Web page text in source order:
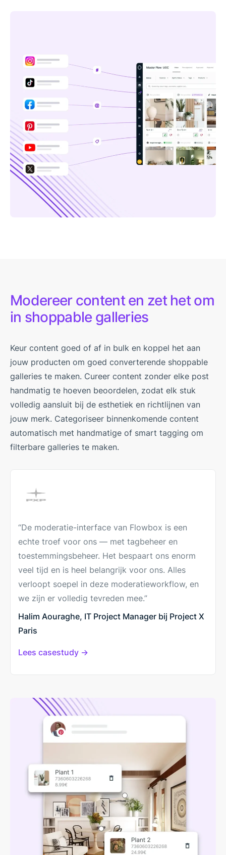
Modereer content en zet het om
in shoppable galleries
Keur content goed of af in bulk en koppel het aan
jouw producten om goed converterende shoppable
galleries te maken. Cureer content zonder elke post
handmatig te hoeven beoordelen, zodat elk stuk
volledig aansluit bij de esthetiek en richtlijnen van
jouw merk. Categoriseer binnenkomende content
automatisch met handmatige of smart tagging om
filterbare galleries te maken.
“De moderatie-interface van Flowbox is een
echte troef voor ons — met tagbeheer en
toestemmingsbeheer. Het bespaart ons enorm
veel tijd en is heel belangrijk voor ons. Alles
verloopt soepel in deze moderatieworkflow, en
we zijn er volledig tevreden mee.”
Halim Aouraghe, IT Project Manager bij Project X
Paris
Lees casestudy